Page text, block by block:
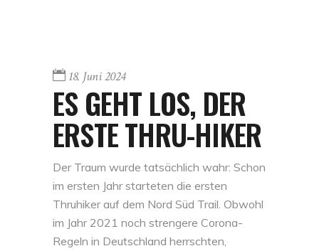
18. Juni 2024
ES GEHT LOS, DER
ERSTE THRU-HIKER
Der Traum wurde tatsächlich wahr: Schon
im ersten Jahr starteten die ersten
Thruhiker auf dem Nord Süd Trail. Obwohl
im Jahr 2021 noch strengere Corona-
Regeln in Deutschland herrschten,